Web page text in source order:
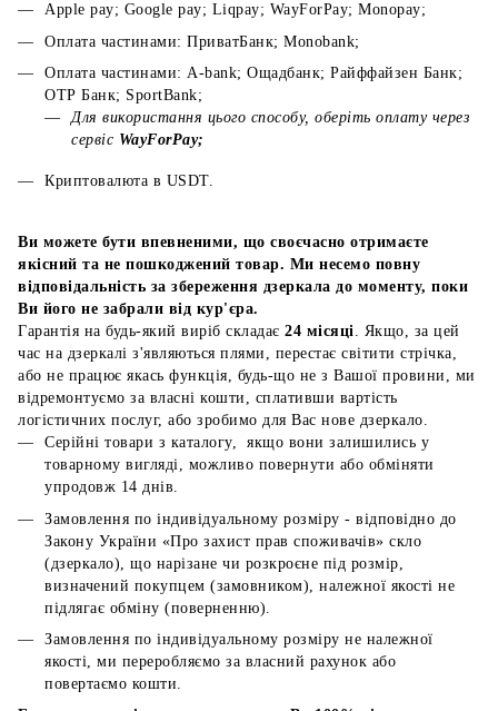
Apple pay; Google pay; Liqpay; WayForPay; Monopay;
Оплата частинами: ПриватБанк; Monobank;
Оплата частинами: A-bank; Ощадбанк; Райффайзен Банк;
ОТР Банк; SportBank;
Для використання цього способу, оберіть оплату через
сервіс WayForPay;
Криптовалюта в USDT.
Ви можете бути впевненими, що своєчасно отримаєте
якісний та не пошкоджений товар. Ми несемо повну
відповідальність за збереження дзеркала до моменту, поки
Ви його не забрали від кур'єра.
Гарантія на будь-який виріб складає 24 місяці. Якщо, за цей
час на дзеркалі з'являються плями, перестає світити стрічка,
або не працює якась функція, будь-що не з Вашої провини, ми
відремонтуємо за власні кошти, сплативши вартість
логістичних послуг, або зробимо для Вас нове дзеркало.
Серійні товари з каталогу, якщо вони залишились у
товарному вигляді, можливо повернути або обміняти
упродовж 14 днів.
Замовлення по індивідуальному розміру - відповідно до
Закону України «Про захист прав споживачів» скло
(дзеркало), що нарізане чи розкроєне під розмір,
визначений покупцем (замовником), належної якості не
підлягає обміну (поверненню).
Замовлення по індивідуальному розміру не належної
якості, ми переробляємо за власний рахунок або
повертаємо кошти.